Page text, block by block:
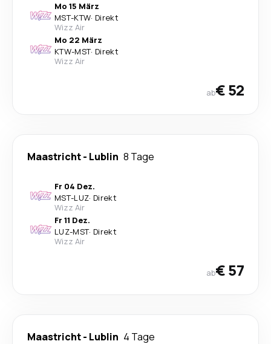
Mo 15 März
MST-KTW· Direkt
Wizz Air
Mo 22 März
KTW-MST· Direkt
Wizz Air
ab€ 52
Maastricht- Lublin 8 Tage
Fr 04 Dez.
MST-LUZ· Direkt
Wizz Air
Fr 11 Dez.
LUZ-MST· Direkt
Wizz Air
ab€ 57
Maastricht- Lublin 4 Tage